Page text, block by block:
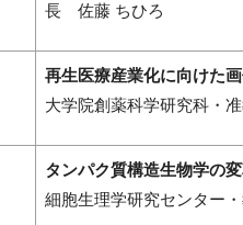
長 佐藤 ちひろ
再生医療産業化に向けた
大学院創薬科学研究科・
タンパク質構造生物学の
細胞生理学研究センター